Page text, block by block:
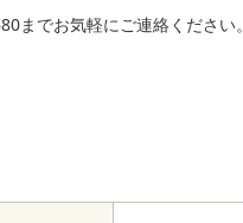
までお気軽にご連絡ください。